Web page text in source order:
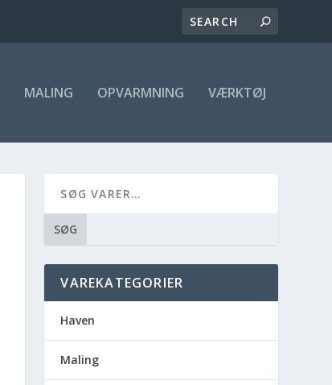
MALING OPVARMNING VÆRKTØJ
SØG
VAREKATEGORIER
Haven
Maling